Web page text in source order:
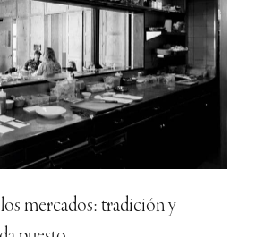
mercados: tradición y